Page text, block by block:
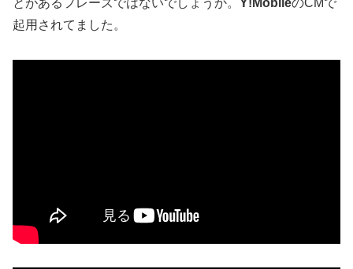
とがあるフレーズではないでしょうか。 Y!MobileのCMで
起用されてました。